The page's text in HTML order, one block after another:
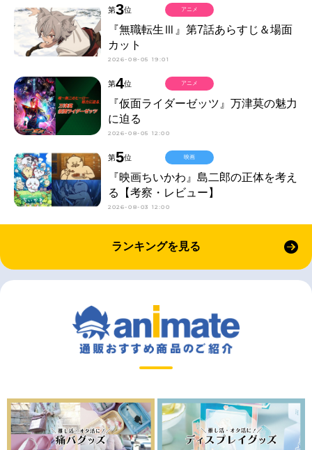
第3位
『無職転生Ⅲ』第7話あらすじ＆場面
カット
2026-08-05 19:01
アニメ
第4位
『仮面ライダーゼッツ』万津莫の魅力
に迫る
2026-08-05 12:00
アニメ
第5位
『映画ちいかわ』島二郎の正体を考え
る【考察・レビュー】
2026-08-03 12:00
映画
ランキングを見る